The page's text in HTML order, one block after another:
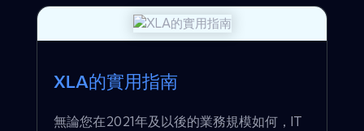
XLA的實用指南
無論您在2021年及以後的業務規模如何，IT